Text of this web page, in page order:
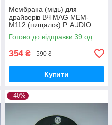
Мембрана (мідь) для
драйверів ВЧ MAG MEM-
M112 (пищалок) P. AUDIO
BM-D440 D450
Готово до відправки 39 од.
354 ₴ 590 ₴
Купити
–40%